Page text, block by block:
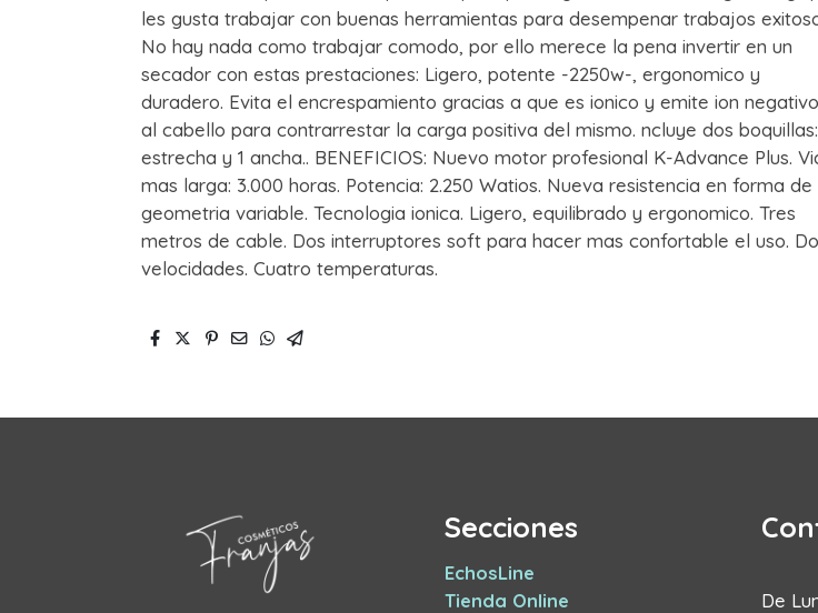
les gusta trabajar con buenas herramientas para desempenar trabajos
No hay nada como trabajar comodo, por ello merece la pena invertir en un
secador con estas prestaciones: Ligero, potente -2250w-, ergonomico y
duradero. Evita el encrespamiento gracias a que es ionico y emite ion negativo
al cabello para contrarrestar la carga positiva del mismo. ncluye dos boquillas:
estrecha y 1 ancha.. BENEFICIOS: Nuevo motor profesional K-Advance Plus.
mas larga: 3.000 horas. Potencia: 2.250 Watios. Nueva resistencia en forma de
geometria variable. Tecnologia ionica. Ligero, equilibrado y ergonomico. Tres
metros de cable. Dos interruptores soft para hacer mas confortable el uso.
velocidades. Cuatro temperaturas.
Secciones
EchosLine
Tienda Online
De